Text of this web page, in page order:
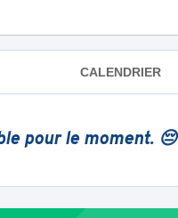
CALENDRIER
pour le moment. 😔